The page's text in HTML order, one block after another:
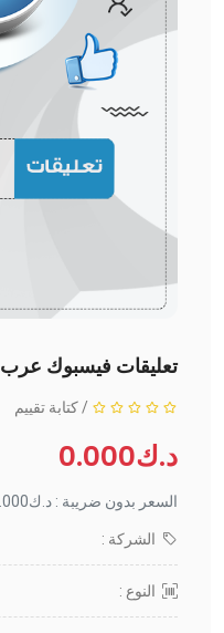
تعليقات فيسبوك عرب
/كتابة تقييم
د.ك0.000
السعر بدون ضريبة : د.ك0.000
الشركة :
النوع :